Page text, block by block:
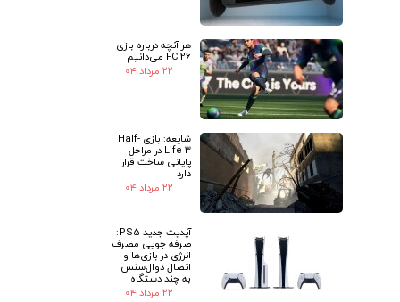
هر آنچه درباره بازی
FC 26 می‌دانیم
۲۲ مرداد ۰۴
شایعه: بازی Half-
Life 3 در مراحل
پایانی ساخت قرار
دارد
۲۲ مرداد ۰۴
آپدیت جدید PS5:
صرفه جویی مصرف
انرژی در بازی‌ها و
اتصال دوال‌سنس
به چند دستگاه
۲۲ مرداد ۰۴